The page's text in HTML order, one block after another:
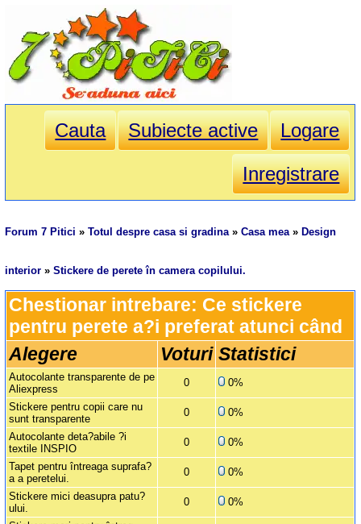
Cauta Subiecte active
Logare
Inregistrare
Forum 7 Pitici »Totul despre casa si gradina»Casa mea» Design
interior »Stickere de perete în camera copilului.
Chestionar intrebare: Ce stickere
pentru perete a?i preferat atunci când
Alegere
Voturi Statistici
Autocolante transparente de pe
Aliexpress
0
0%
Stickere pentru copii care nu
sunt transparente
0
0%
Autocolante deta?abile ?i
textile INSPIO
0
0%
Tapet pentru întreaga suprafa?
a a peretelui.
0
0%
Stickere mici deasupra patu?
ului.
0
0%